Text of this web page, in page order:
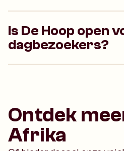
Is De Hoop open
dagbezoekers?
Ontdek
Afrika